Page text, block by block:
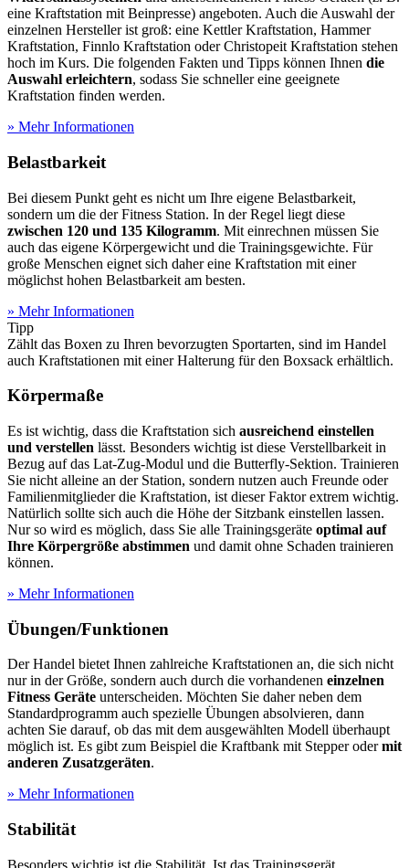
eine Kraftstation mit Beinpresse) angeboten. Auch die Auswahl der
einzelnen Hersteller ist groß: eine Kettler Kraftstation, Hammer
Kraftstation, Finnlo Kraftstation oder Christopeit Kraftstation stehen
hoch im Kurs. Die folgenden Fakten und Tipps können Ihnen die
Auswahl erleichtern, sodass Sie schneller eine geeignete
Kraftstation finden werden.
» Mehr Informationen
Belastbarkeit
Bei diesem Punkt geht es nicht um Ihre eigene Belastbarkeit,
sondern um die der Fitness Station. In der Regel liegt diese
zwischen 120 und 135 Kilogramm. Mit einrechnen müssen Sie
auch das eigene Körpergewicht und die Trainingsgewichte. Für
große Menschen eignet sich daher eine Kraftstation mit einer
möglichst hohen Belastbarkeit am besten.
» Mehr Informationen
Tipp
Zählt das Boxen zu Ihren bevorzugten Sportarten, sind im Handel
auch Kraftstationen mit einer Halterung für den Boxsack erhältlich.
Körpermaße
Es ist wichtig, dass die Kraftstation sich ausreichend einstellen
und verstellen lässt. Besonders wichtig ist diese Verstellbarkeit in
Bezug auf das Lat-Zug-Modul und die Butterfly-Sektion. Trainieren
Sie nicht alleine an der Station, sondern nutzen auch Freunde oder
Familienmitglieder die Kraftstation, ist dieser Faktor extrem wichtig.
Natürlich sollte sich auch die Höhe der Sitzbank einstellen lassen.
Nur so wird es möglich, dass Sie alle Trainingsgeräte optimal auf
Ihre Körpergröße abstimmen und damit ohne Schaden trainieren
können.
» Mehr Informationen
Übungen/Funktionen
Der Handel bietet Ihnen zahlreiche Kraftstationen an, die sich nicht
nur in der Größe, sondern auch durch die vorhandenen einzelnen
Fitness Geräte unterscheiden. Möchten Sie daher neben dem
Standardprogramm auch spezielle Übungen absolvieren, dann
achten Sie darauf, ob das mit dem ausgewählten Modell überhaupt
möglich ist. Es gibt zum Beispiel die Kraftbank mit Stepper odermit
anderen Zusatzgeräten.
» Mehr Informationen
Stabilität
Besonders wichtig ist die Stabilität. Ist das Trainingsgerät